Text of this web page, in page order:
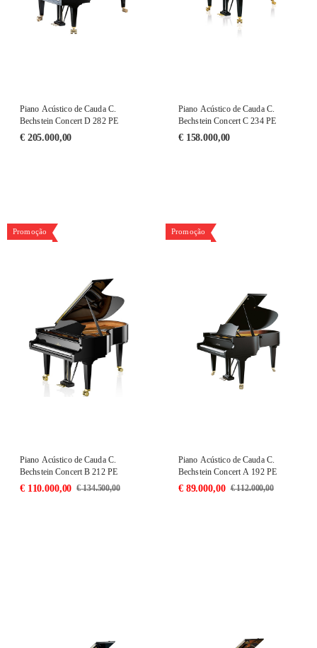
Piano Acústico de Cauda C.
Bechstein Concert D 282 PE
€205.000,00
Piano Acústico de Cauda C.
Bechstein Concert C 234 PE
€158.000,00
Promoção
Piano Acústico de Cauda C.
Bechstein Concert B 212 PE
€134.500,00
€110.000,00
Promoção
Piano Acústico de Cauda C.
Bechstein Concert A 192 PE
€112.000,00
€89.000,00